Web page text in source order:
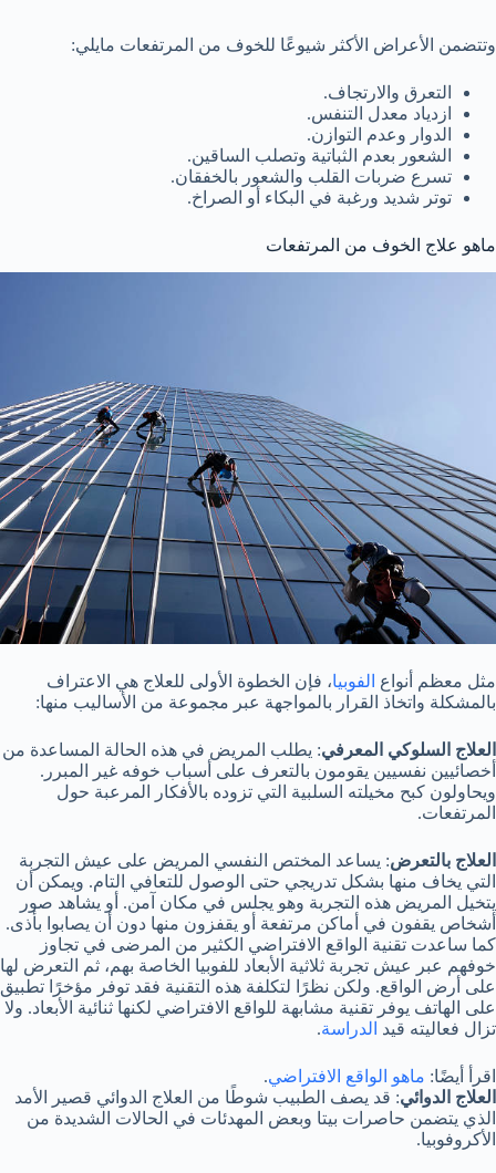
وتتضمن الأعراض الأكثر شيوعًا للخوف من المرتفعات مايلي:
التعرق والارتجاف.
ازدياد معدل التنفس.
الدوار وعدم التوازن.
الشعور بعدم الثباتية وتصلب الساقين.
تسرع ضربات القلب والشعور بالخفقان.
توتر شديد ورغبة في البكاء أو الصراخ.
ماهو علاج الخوف من المرتفعات
مثل معظم أنواع الفوبيا، فإن الخطوة الأولى للعلاج هي الاعتراف
بالمشكلة واتخاذ القرار بالمواجهة عبر مجموعة من الأساليب منها:
العلاج السلوكي المعرفي: يطلب المريض في هذه الحالة المساعدة من
أخصائيين نفسيين يقومون بالتعرف على أسباب خوفه غير المبرر.
ويحاولون كبح مخيلته السلبية التي تزوده بالأفكار المرعبة حول
المرتفعات.
العلاج بالتعرض: يساعد المختص النفسي المريض على عيش التجربة
التي يخاف منها بشكل تدريجي حتى الوصول للتعافي التام. ويمكن أن
يتخيل المريض هذه التجربة وهو يجلس في مكان آمن. أو يشاهد صور
أشخاص يقفون في أماكن مرتفعة أو يقفزون منها دون أن يصابوا بأذى.
كما ساعدت تقنية الواقع الافتراضي الكثير من المرضى في تجاوز
خوفهم عبر عيش تجربة ثلاثية الأبعاد للفوبيا الخاصة بهم، ثم التعرض لها
على أرض الواقع. ولكن نظرًا لتكلفة هذه التقنية فقد توفر مؤخرًا تطبيق
على الهاتف يوفر تقنية مشابهة للواقع الافتراضي لكنها ثنائية الأبعاد. ولا
تزال فعاليته قيد الدراسة.
اقرأ أيضًا: ماهو الواقع الافتراضي.
العلاج الدوائي: قد يصف الطبيب شوطًا من العلاج الدوائي قصير الأمد
الذي يتضمن حاصرات بيتا وبعض المهدئات في الحالات الشديدة من
الأكروفوبيا.